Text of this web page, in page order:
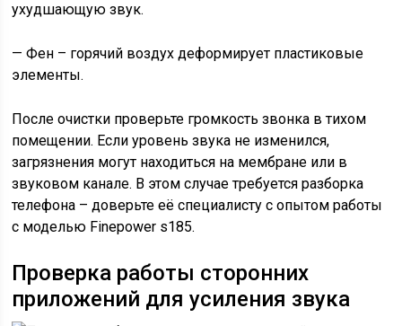
ухудшающую звук.
— Фен – горячий воздух деформирует пластиковые
элементы.
После очистки проверьте громкость звонка в тихом
помещении. Если уровень звука не изменился,
загрязнения могут находиться на мембране или в
звуковом канале. В этом случае требуется разборка
телефона – доверьте её специалисту с опытом работы
с моделью Finepower s185.
Проверка работы сторонних
приложений для усиления звука